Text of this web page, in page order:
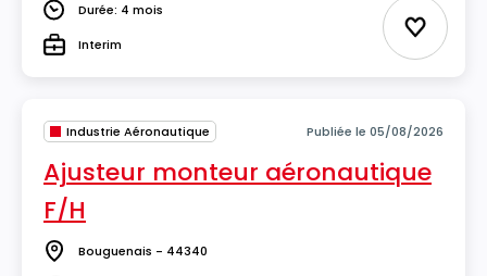
DuréeDurée: 4 mois
TypeInterim Ajouter
Industrie Aéronautique Publiée le 05/08/2026
Ajusteur monteur aéronautique
F/H
Lieu Bouguenais - 44340